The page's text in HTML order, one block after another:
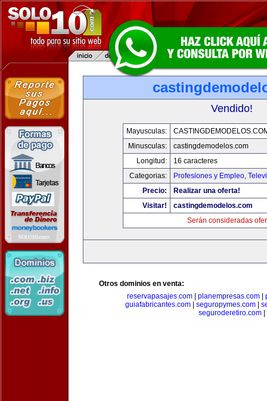
Vendido!
Mayusculas:
Minusculas:
castingdemodelos.com
Longitud:
16 caracteres
Categorias:
Profesiones y Empleo,
Precio:
Realizar una oferta!
Visitar!
castingdemodelos.com
Serán consideradas
Otros dominios en venta:
reservapasajes.com
planempresas.com
guiafabricantes.com| seguropymes.com|
seguroderetiro.com